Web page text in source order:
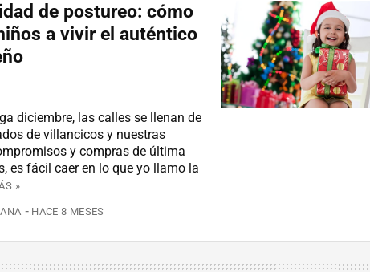
de postureo: cómo
a vivir el auténtico
diciembre, las calles se llenan de
de villancicos y nuestras
y compras de última
es fácil caer en lo que yo llamo la
»
HACE 8 MESES